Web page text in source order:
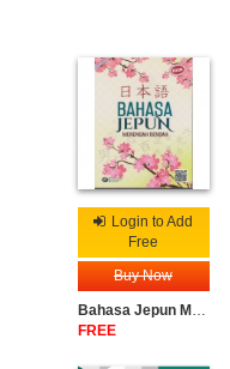
Login to Add
Free
Buy Now
Bahasa Jepun Menengah Rendah
FREE